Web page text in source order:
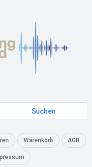
Suchen
Warenkorb AGB